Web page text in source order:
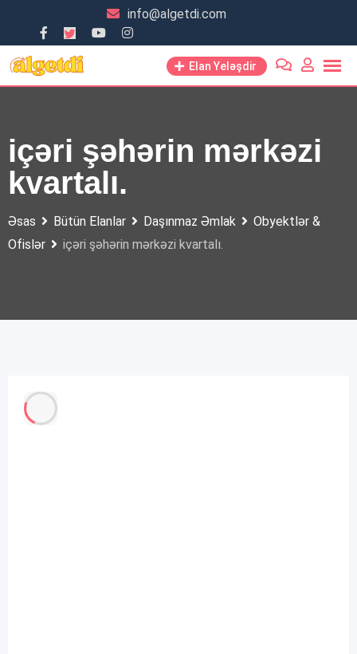
content
info@algetdi.com
Elan Yeləşdir
içəri şəhərin mərkəzi
kvartalı.
Əsas Bütün Elanlar Daşınmaz Əmlak
Obyektlər &
Ofislər
içəri şəhərin mərkəzi kvartalı.